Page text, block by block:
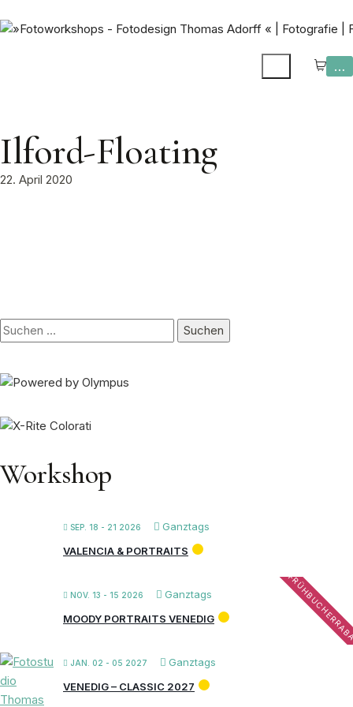
…
Ilford-Floating
22. April 2020
Suchen
nach:
Workshop
SEP. 18 - 21 2026
Ganztags
VALENCIA & PORTRAITS
NOV. 13 - 15 2026 Ganztags
MOODY PORTRAITS VENEDIG
JAN. 02 - 05 2027
Ganztags
VENEDIG – CLASSIC 2027